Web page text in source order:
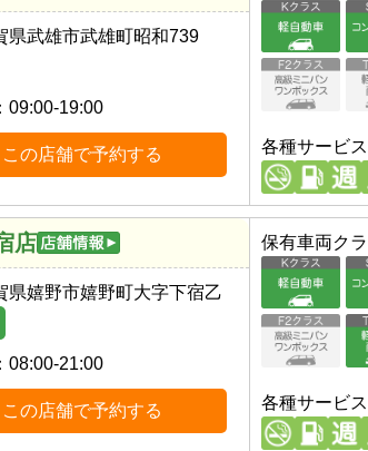
県武雄市武雄町昭和739
09:00-19:00
この店舗で予約する 各種サービス
店
県嬉野市嬉野町大字下宿乙
08:00-21:00
この店舗で予約する
保有車両ク
各種サービス